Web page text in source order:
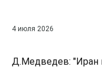
4 июля 2026
Д.Медведев: "Иран